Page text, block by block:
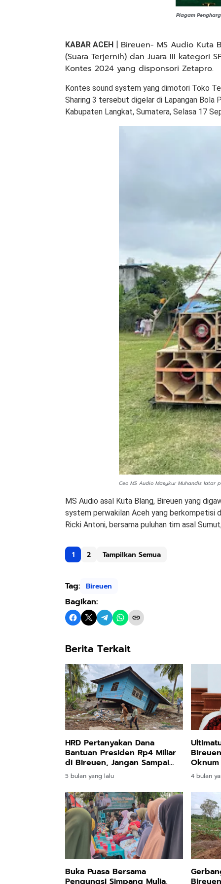
Piagam
KABAR ACEH | Bireuen- MS Audio Kuta
(Suara Terjernih) dan Juara III kategori
Kontes 2024 yang disponsori Zetapro.
Kontes sound system yang dimotori Toko
Sharing 3 tersebut digelar di Lapangan Bola
Kabupaten Langkat, Sumatera, Selasa 17
Ceo MS Audio Masykur Muhandis
MS Audio asal Kuta Blang, Bireuen yang
system perwakilan Aceh yang berkompetisi
Ricki Antoni, bersama puluhan tim asal
1 2 Tampilkan Semua
Tag: Bireuen
Bagikan:
Berita Terkait
HRD Pertanyakan Dana
Bantuan Presiden Rp4 Miliar
di Bireuen, Jangan Sampai
Disalahgunakan
5 bulan yang lalu 4 bulan
Buka Puasa Bersama
Pengungsi Simpang Mulia,